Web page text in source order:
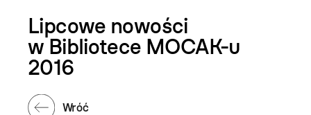
Lipcowe nowości
w Bibliotece MOCAK-u
2016
Wróć